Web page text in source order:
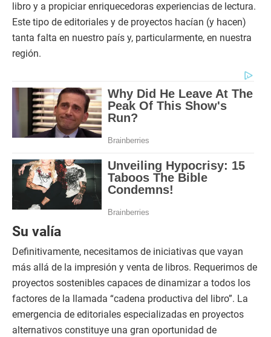
libro y a propiciar enriquecedoras experiencias de lectura.
Este tipo de editoriales y de proyectos hacían (y hacen)
tanta falta en nuestro país y, particularmente, en nuestra
región.
Su valía
Definitivamente, necesitamos de iniciativas que vayan
más allá de la impresión y venta de libros. Requerimos de
proyectos sostenibles capaces de dinamizar a todos los
factores de la llamada “cadena productiva del libro”. La
emergencia de editoriales especializadas en proyectos
alternativos constituye una gran oportunidad de